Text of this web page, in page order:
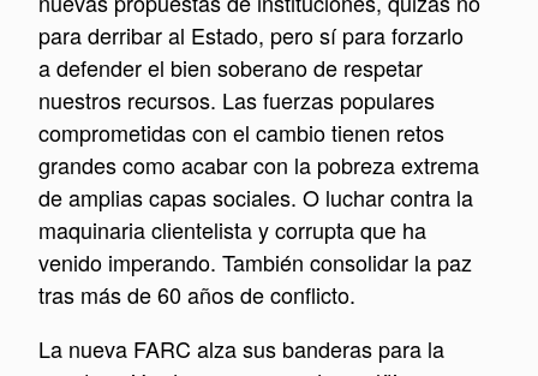
para derribar al Estado, pero sí para forzarlo
a defender el bien soberano de respetar
nuestros recursos. Las fuerzas populares
comprometidas con el cambio tienen retos
grandes como acabar con la pobreza extrema
de amplias capas sociales. O luchar contra la
maquinaria clientelista y corrupta que ha
venido imperando. También consolidar la paz
tras más de 60 años de conflicto.
La nueva FARC alza sus banderas para la